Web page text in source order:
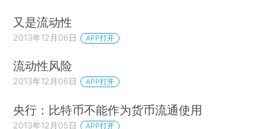
又是流动性
2013年12月06日 APP打开
流动性风险
2013年12月06日 APP打开
央行：比特币不能作为货币流通使用
2013年12月05日 APP打开